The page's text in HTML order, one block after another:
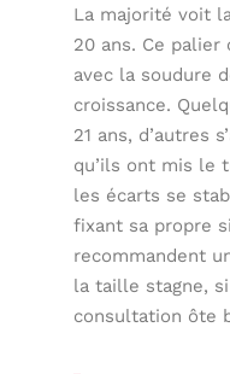
La majorité voit
20 ans. Ce
avec la soudure
croissance.
21 ans, d’autres
qu’ils ont mis le
les écarts se
fixant sa propre
recommandent
la taille stagne,
consultation ôte